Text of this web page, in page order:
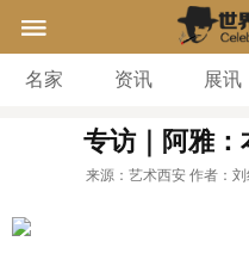
名家 资讯 展讯
专访｜阿雅
来源：艺术西安 作者：刘